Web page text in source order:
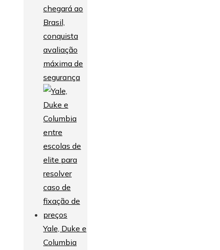
chegará ao
Brasil,
conquista
avaliação
máxima de
segurança
Yale, Duke e
Columbia